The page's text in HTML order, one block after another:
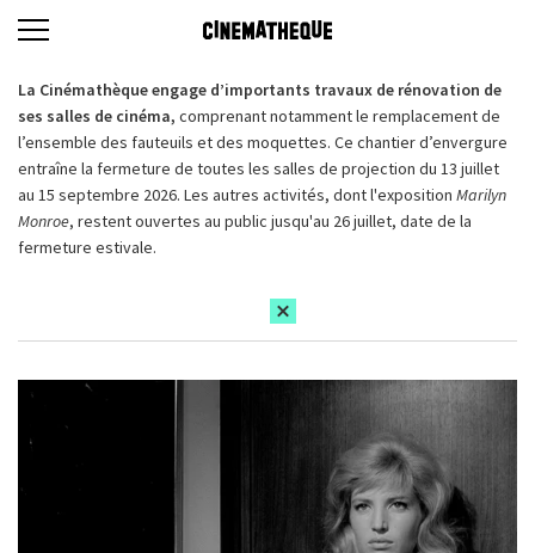
La Cinémathèque engage d’importants travaux de rénovation de
ses salles de cinéma, comprenant notamment le remplacement de
l’ensemble des fauteuils et des moquettes. Ce chantier d’envergure
entraîne la fermeture de toutes les salles de projection du 13 juillet
au 15 septembre 2026. Les autres activités, dont l'exposition Marilyn
Monroe, restent ouvertes au public jusqu'au 26 juillet, date de la
fermeture estivale.